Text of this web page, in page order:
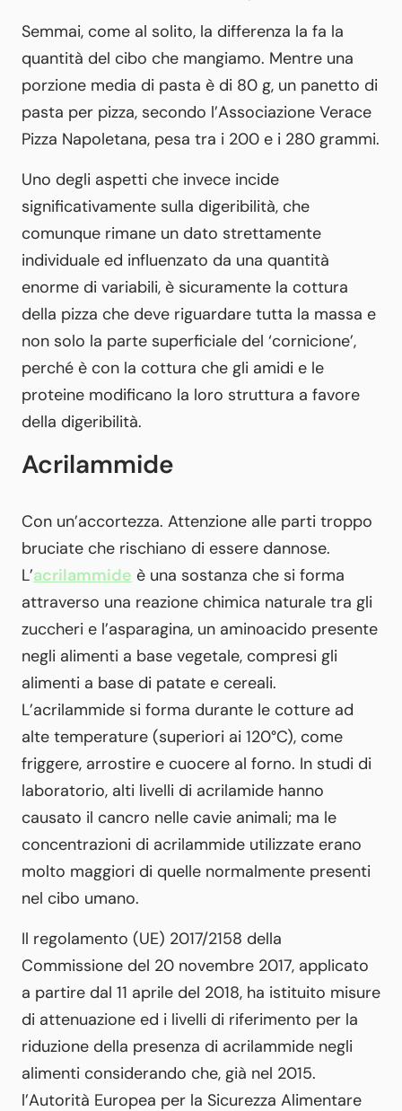
Semmai, come al solito, la differenza la fa la
quantità del cibo che mangiamo. Mentre una
porzione media di pasta è di 80 g, un panetto di
pasta per pizza, secondo l’Associazione Verace
Pizza Napoletana, pesa tra i 200 e i 280 grammi.
Uno degli aspetti che invece incide
significativamente sulla digeribilità, che
comunque rimane un dato strettamente
individuale ed influenzato da una quantità
enorme di variabili, è sicuramente la cottura
della pizza che deve riguardare tutta la massa e
non solo la parte superficiale del ‘cornicione’,
perché è con la cottura che gli amidi e le
proteine modificano la loro struttura a favore
della digeribilità.
Acrilammide
Con un’accortezza. Attenzione alle parti troppo
bruciate che rischiano di essere dannose.
L’acrilammide è una sostanza che si forma
attraverso una reazione chimica naturale tra gli
zuccheri e l’asparagina, un aminoacido presente
negli alimenti a base vegetale, compresi gli
alimenti a base di patate e cereali.
L’acrilammide si forma durante le cotture ad
alte temperature (superiori ai 120°C), come
friggere, arrostire e cuocere al forno. In studi di
laboratorio, alti livelli di acrilamide hanno
causato il cancro nelle cavie animali; ma le
concentrazioni di acrilammide utilizzate erano
molto maggiori di quelle normalmente presenti
nel cibo umano.
Il regolamento (UE) 2017/2158 della
Commissione del 20 novembre 2017, applicato
a partire dal 11 aprile del 2018, ha istituito misure
di attenuazione ed i livelli di riferimento per la
riduzione della presenza di acrilammide negli
alimenti considerando che, già nel 2015.
l’Autorità Europea per la Sicurezza Alimentare